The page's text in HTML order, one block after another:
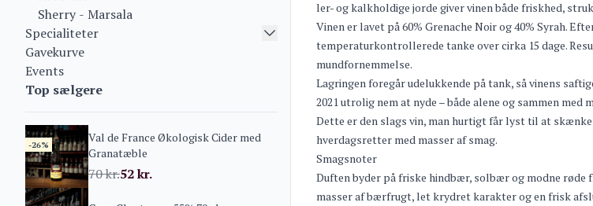
Sherry - Marsala
Specialiteter
Gavekurve
Events
Top sælgere
-26%
Val de France Økologisk Cider med
Granatæble
70kr.52kr.
ler- og kalkholdige jorde giver vinen både friskhed,
Vinen er lavet på 60% Grenache Noir og 40% Syrah.
temperaturkontrollerede tanke over cirka 15 dage.
mundfornemmelse.
Lagringen foregår udelukkende på tank, så vinens
2021 utrolig nem at nyde – både alene og sammen med
Dette er den slags vin, man hurtigt får lyst til at
hverdagsretter med masser af smag.
Smagsnoter
Duften byder på friske hindbær, solbær og modne røde
masser af bærfrugt, let krydret karakter og en frisk